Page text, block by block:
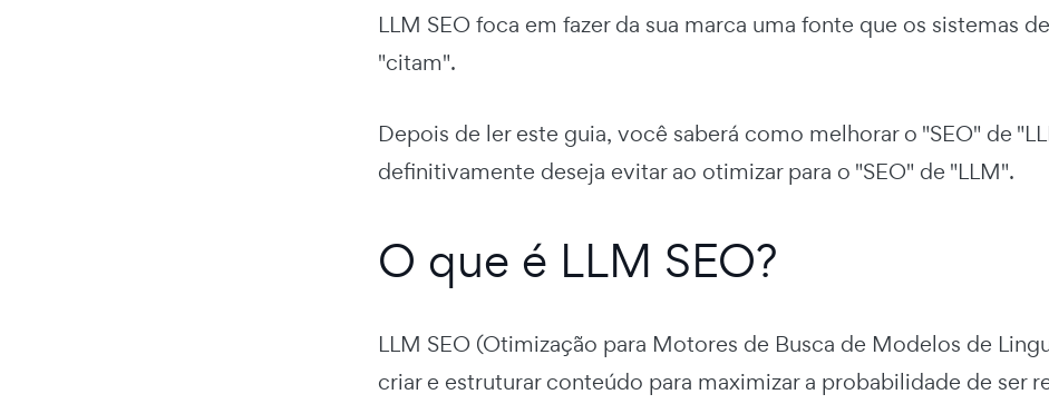
LLM SEO foca em fazer da sua marca uma fonte que os sistemas
"citam".
Depois de ler este guia, você saberá como melhorar o "SEO" de
definitivamente deseja evitar ao otimizar para o "SEO" de "LLM".
O que é LLM SEO?
LLM SEO (Otimização para Motores de Busca de Modelos de
criar e estruturar conteúdo para maximizar a probabilidade de ser